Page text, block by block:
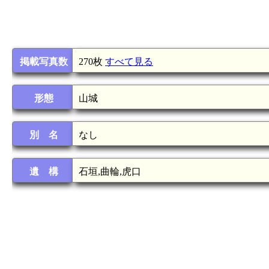
掲載写真数 270枚 すべて見る
形態 山城
別 名 なし
遺 構 石垣,曲輪,虎口